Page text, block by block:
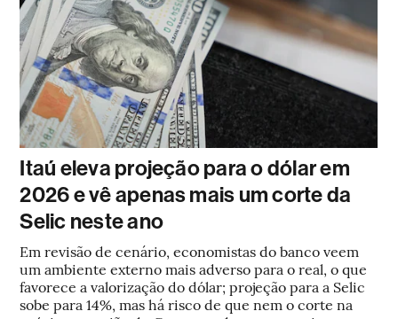
Itaú eleva projeção para o dólar em
2026 e vê apenas mais um corte da
Selic neste ano
Em revisão de cenário, economistas do banco veem
um ambiente externo mais adverso para o real, o que
favorece a valorização do dólar; projeção para a Selic
sobe para 14%, mas há risco de que nem o corte na